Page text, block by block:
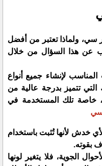
ولماذا تعتبر من أفضل
عن هذا السؤال من خلال
لإنشاء جميع أنواع
التي تتميز بدرجة عالية من
خاصة تلك المستخدمة في
سي
خدش لأنها تُثبت باستخدام
بقوته.
الجوية، فلا يتغير لونها